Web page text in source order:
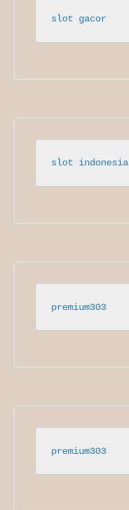
slot gacor
slot indonesia
premium303
premium303